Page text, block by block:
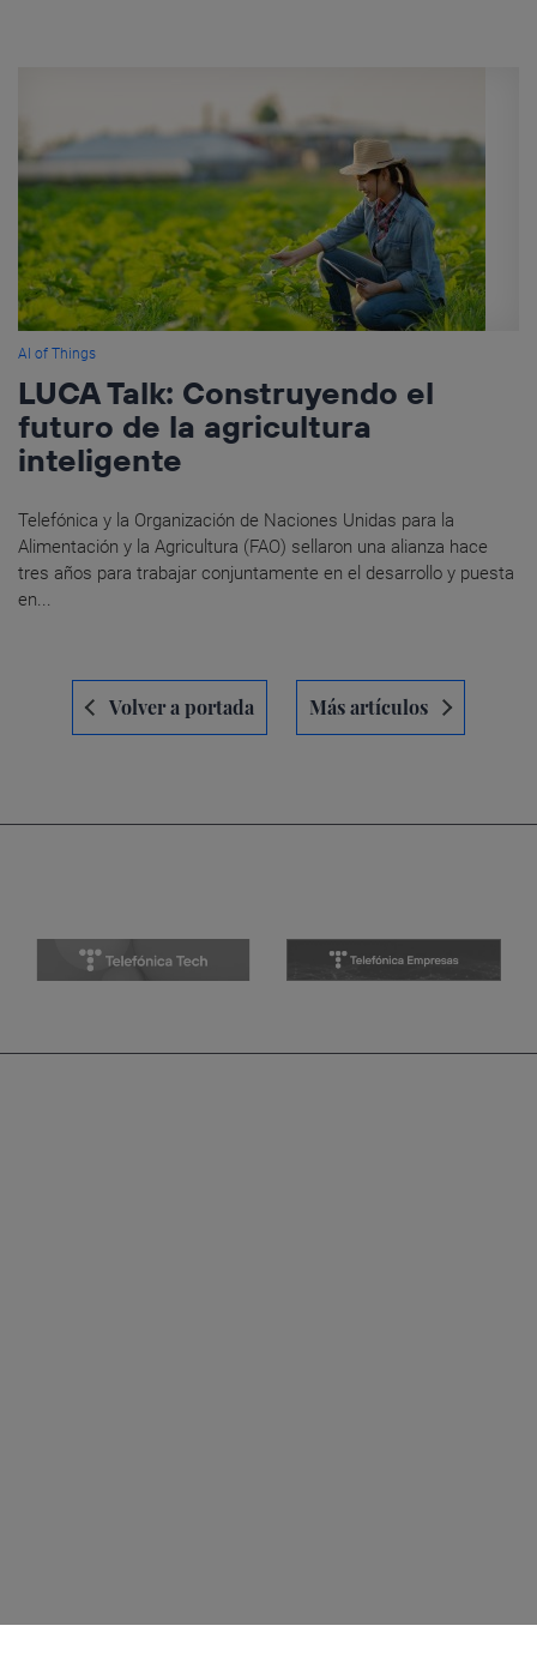
AI of Things
LUCA Talk: Construyendo el
futuro de la agricultura
inteligente
Telefónica y la Organización de Naciones Unidas para la
Alimentación y la Agricultura (FAO) sellaron una alianza hace
tres años para trabajar conjuntamente en el desarrollo y puesta
en...
Navegación
entradas
Volver a portada Más artículos